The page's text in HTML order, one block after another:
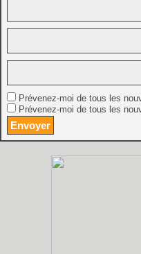
Prévenez-moi de tous les
Prévenez-moi de tous les